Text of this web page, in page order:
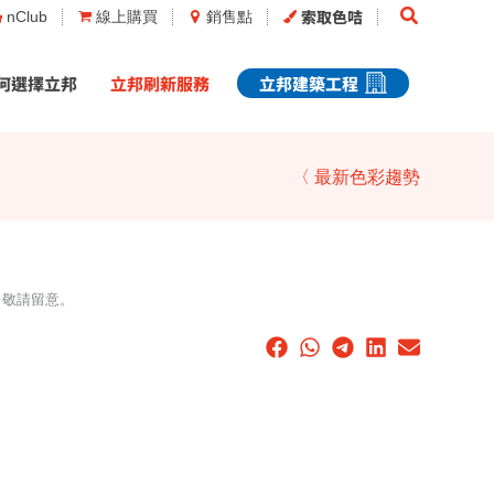
nClub 線上購買 銷售點 索取色咭 Search
選擇立邦 立邦刷新服務 立邦建築工程
〈 最新色彩趨勢
請留意。